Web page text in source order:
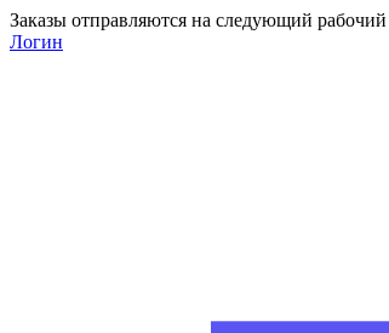
Заказы отправляются на следующий
Логин